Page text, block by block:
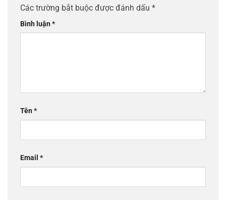
Các trường bắt buộc được đánh dấu *
Bình luận*
Tên*
Email *